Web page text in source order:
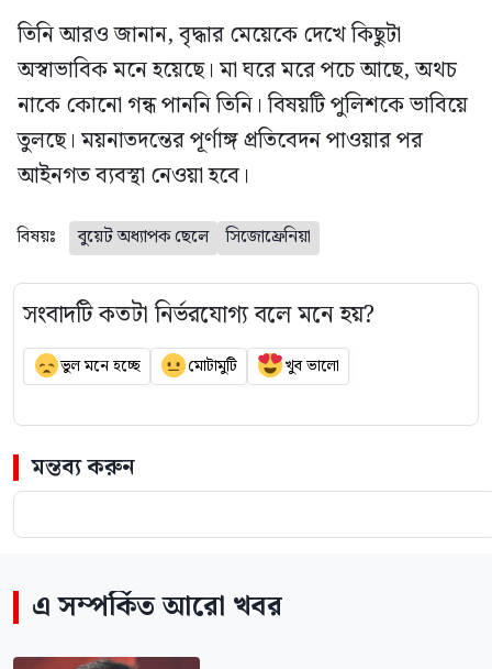
তিনি আরও জানান, বৃদ্ধার মেয়েকে দেখে কিছুটা
অস্বাভাবিক মনে হয়েছে। মা ঘরে মরে পচে আছে, অথচ
নাকে কোনো গন্ধ পাননি তিনি। বিষয়টি পুলিশকে ভাবিয়ে
তুলছে। ময়নাতদন্তের পূর্ণাঙ্গ প্রতিবেদন পাওয়ার পর
আইনগত ব্যবস্থা নেওয়া হবে।
বিষয়ঃ বুয়েট অধ্যাপক ছেলে সিজোফ্রেনিয়া
সংবাদটি কতটা নির্ভরযোগ্য বলে মনে হয়?
ভুল মনে হচ্ছে মোটামুটি খুব ভালো
মন্তব্য করুন
এ সম্পর্কিত আরো খবর